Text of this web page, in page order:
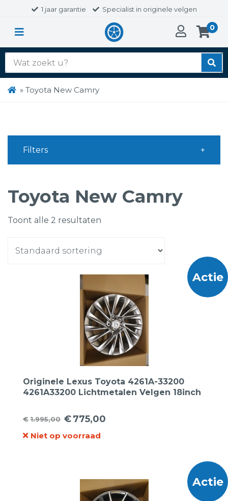
1 jaar garantie Specialist in originele velgen
0
Zoek
naar:
» Toyota New Camry
Toyota New Camry
Toont alle 2 resultaten
Actie
Originele Lexus Toyota 4261A-33200
4261A33200 Lichtmetalen Velgen 18inch
€1.995,00
Oorspronkelijke
prijs
€775,00
Huidige
prijs
Niet op voorraad
Actie
Filters